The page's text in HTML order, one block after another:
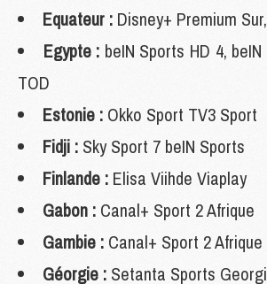
Equateur : Disney+ Premium
Egypte : beIN Sports HD 4,
TOD
Estonie : Okko Sport TV3 Sport
Fidji : Sky Sport 7 beIN Sports
Finlande : Elisa Viihde Viaplay
Gabon : Canal+ Sport 2 Afrique
Gambie : Canal+ Sport 2 Afrique
Géorgie : Setanta Sports